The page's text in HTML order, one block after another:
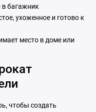
в багажник
ухоженное и готово к
место в доме или
чтобы создать